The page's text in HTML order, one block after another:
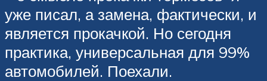
уже писал, а замена, фактически, и
является прокачкой. Но сегодня
практика, универсальная для 99%
автомобилей. Поехали.